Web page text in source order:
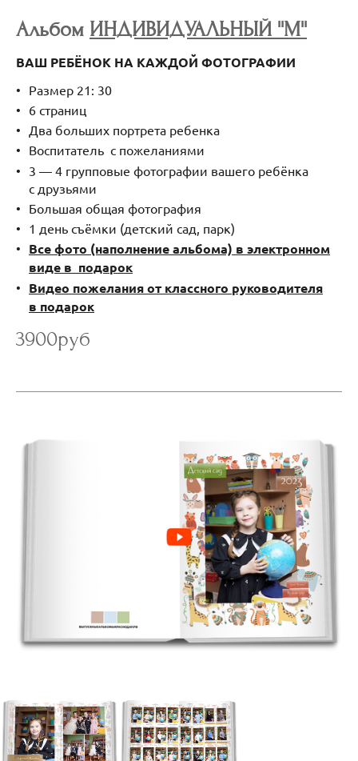
Альбом ИНДИВИДУАЛЬНЫЙ ''M''
ВАШ РЕБЁНОК НА КАЖДОЙ ФОТОГРАФИИ
Размер 21: 30
6 страниц
Два больших портрета ребенка
Воспитатель с пожеланиями
3 — 4 групповые фотографии вашего ребёнка
с друзьями
Большая общая фотография
1 день съёмки (детский сад, парк)
Все фото (наполнение альбома) в электронном
виде в подарок
Видео пожелания от классного руководителя
в подарок
3900руб